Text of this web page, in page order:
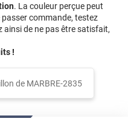
. La couleur perçue peut
commande, testez
de ne pas être satisfait,
!
de MARBRE-2835